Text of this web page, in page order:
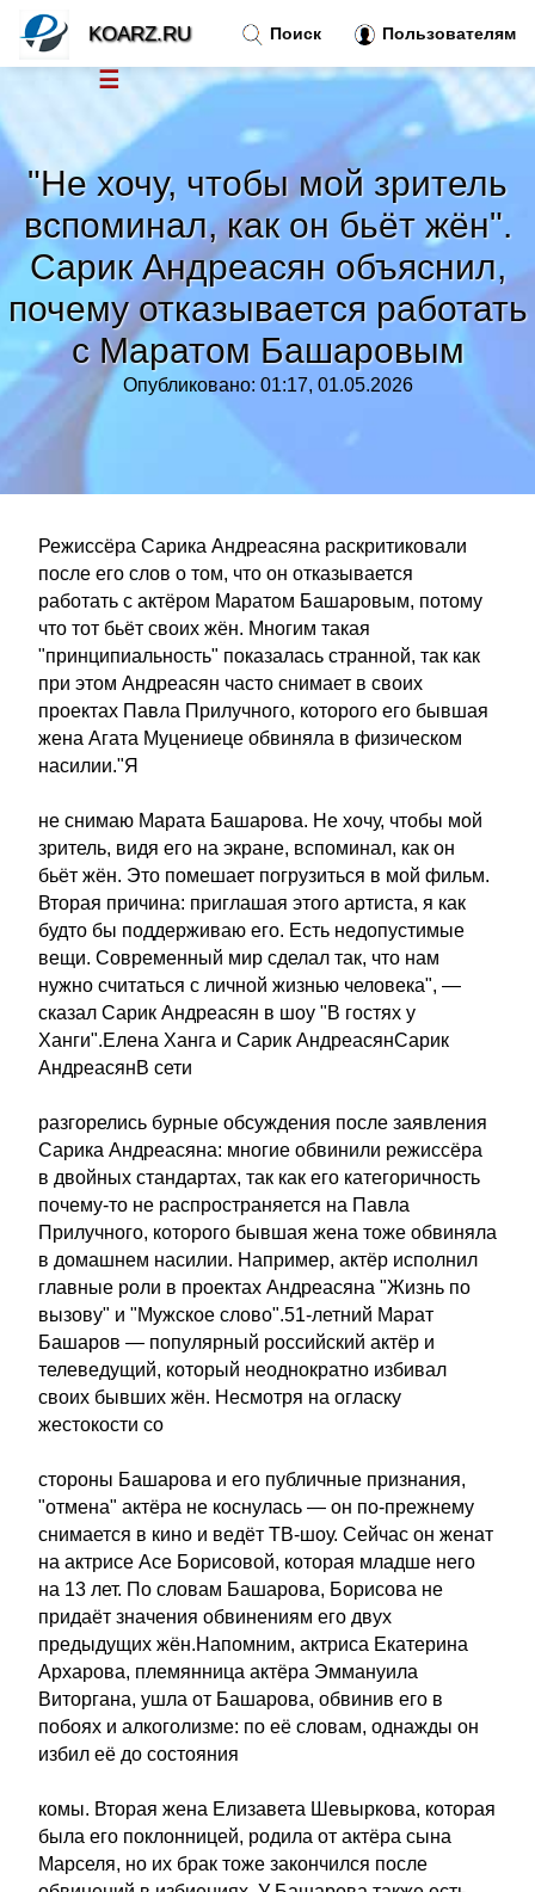
"Не хочу, чтобы мой зритель
вспоминал, как он бьёт жён".
Сарик Андреасян объяснил,
почему отказывается работать
с Маратом Башаровым
Опубликовано: 01:17, 01.05.2026
Режиссёра Сарика Андреасяна раскритиковали
после его слов о том, что он отказывается
работать с актёром Маратом Башаровым, потому
что тот бьёт своих жён. Многим такая
"принципиальность" показалась странной, так как
при этом Андреасян часто снимает в своих
проектах Павла Прилучного, которого его бывшая
жена Агата Муцениеце обвиняла в физическом
насилии."Я
не снимаю Марата Башарова. Не хочу, чтобы мой
зритель, видя его на экране, вспоминал, как он
бьёт жён. Это помешает погрузиться в мой фильм.
Вторая причина: приглашая этого артиста, я как
будто бы поддерживаю его. Есть недопустимые
вещи. Современный мир сделал так, что нам
нужно считаться с личной жизнью человека", —
сказал Сарик Андреасян в шоу "В гостях у
Ханги".Елена Ханга и Сарик АндреасянСарик
АндреасянВ сети
разгорелись бурные обсуждения после заявления
Сарика Андреасяна: многие обвинили режиссёра
в двойных стандартах, так как его категоричность
почему-то не распространяется на Павла
Прилучного, которого бывшая жена тоже обвиняла
в домашнем насилии. Например, актёр исполнил
главные роли в проектах Андреасяна "Жизнь по
вызову" и "Мужское слово".51-летний Марат
Башаров — популярный российский актёр и
телеведущий, который неоднократно избивал
своих бывших жён. Несмотря на огласку
жестокости со
стороны Башарова и его публичные признания,
"отмена" актёра не коснулась — он по-прежнему
снимается в кино и ведёт ТВ-шоу. Сейчас он женат
на актрисе Асе Борисовой, которая младше него
на 13 лет. По словам Башарова, Борисова не
придаёт значения обвинениям его двух
предыдущих жён.Напомним, актриса Екатерина
Архарова, племянница актёра Эммануила
Виторгана, ушла от Башарова, обвинив его в
побоях и алкоголизме: по её словам, однажды он
избил её до состояния
комы. Вторая жена Елизавета Шевыркова, которая
была его поклонницей, родила от актёра сына
Марселя, но их брак тоже закончился после
Поиск Пользователям
KOARZ.RU
☰
Тренды новостей»
Рубрики»
Правила»
Контакт